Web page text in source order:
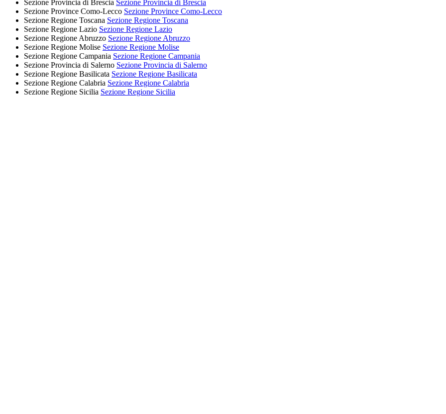
Sezione Provincia di Brescia Sezione Provincia di Brescia
Sezione Province Como-Lecco Sezione Province Como-Lecco
Sezione Regione Toscana Sezione Regione Toscana
Sezione Regione Lazio Sezione Regione Lazio
Sezione Regione Abruzzo Sezione Regione Abruzzo
Sezione Regione Molise Sezione Regione Molise
Sezione Regione Campania Sezione Regione Campania
Sezione Provincia di Salerno Sezione Provincia di Salerno
Sezione Regione Basilicata Sezione Regione Basilicata
Sezione Regione Calabria Sezione Regione Calabria
Sezione Regione Sicilia Sezione Regione Sicilia